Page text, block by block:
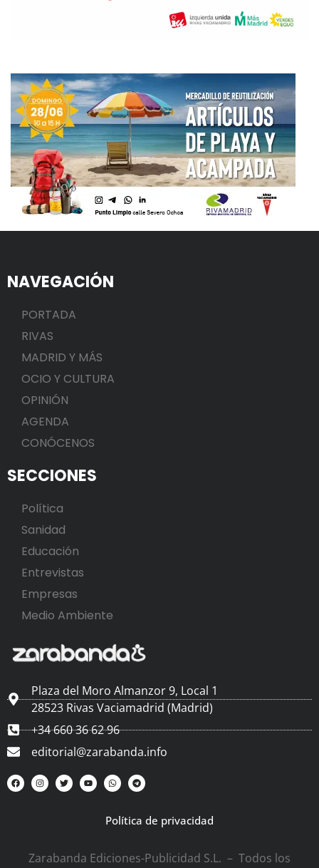
NAVEGACIÓN
PORTADA
RIVAS
MADRID Y MÁS
OCIO Y CULTURA
OPINIÓN
AGENDA
CONÓCENOS
SECCIONES
Política
Sanidad
Educación
Entrevistas
Empresas
Medio Ambiente
Plaza del Moro Almanzor 9, Local 1
28523 Rivas Vaciamadrid (Madrid)
+34 660 36 62 96
editorial@zarabanda.info
Política de privacidad
Zarabanda Ediciones-Publicidad S.L. – Todos los